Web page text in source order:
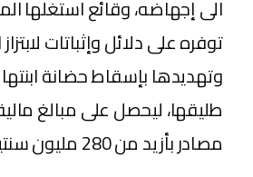
الى إجهاضه، وقائع استغلها
توفره على دلائل وإثباتات
وتهديدها بإسقاط حضانة
طليقها، ليحصل على مبالغ
مصادر بأزيد من 280 مليون سنتيم.